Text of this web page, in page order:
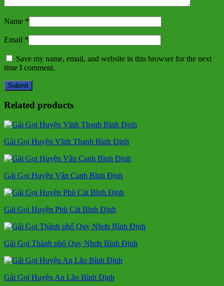
Name *
Email *
Save my name, email, and website in this browser for the next
time I comment.
Related products
Gái Gọi Huyện Vĩnh Thạnh Bình Định
Gái Gọi Huyện Vân Canh Bình Định
Gái Gọi Huyện Phù Cát Bình Định
Gái Gọi Thành phố Quy Nhơn Bình Định
Gái Gọi Huyện An Lão Bình Định